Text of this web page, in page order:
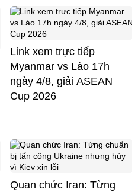
Link xem trực tiếp
Myanmar vs Lào 17h
ngày 4/8, giải ASEAN
Cup 2026
Quan chức Iran: Từng